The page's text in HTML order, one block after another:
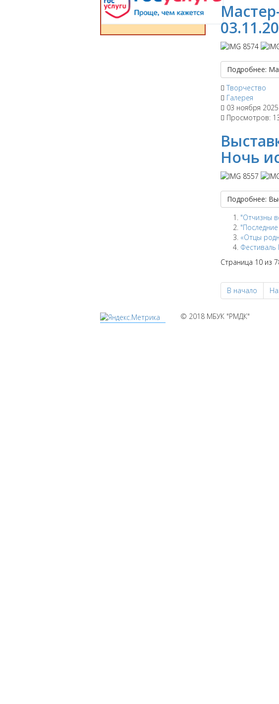
Подробнее:
Творчество
Галерея
03 ноября 2025
Просмотров:
Ночь
Подробнее:
"Отчизны
«Отцы
Фестиваль
Страница 10 из
В начало
© 2018 МБУК "РМДК"